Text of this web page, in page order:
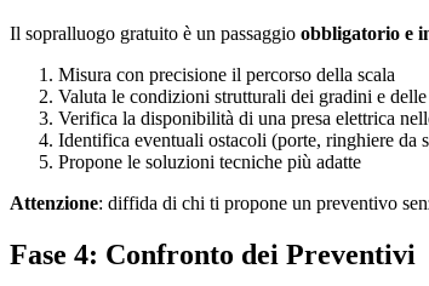
Il sopralluogo gratuito è un passaggio obbligatorio e
Misura con precisione il percorso della scala
Valuta le condizioni strutturali dei gradini e delle
Verifica la disponibilità di una presa elettrica
Identifica eventuali ostacoli (porte, ringhiere da
Propone le soluzioni tecniche più adatte
Attenzione: diffida di chi ti propone un preventivo
Fase 4: Confronto dei Preventivi